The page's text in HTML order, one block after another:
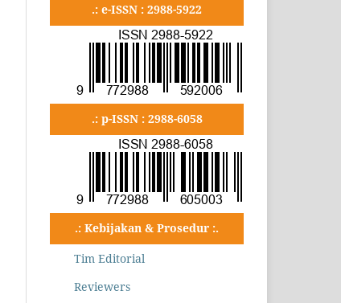
.: e-ISSN : 2988-5922
.: p-ISSN : 2988-6058
.: Kebijakan & Prosedur :.
Tim Editorial
Reviewers